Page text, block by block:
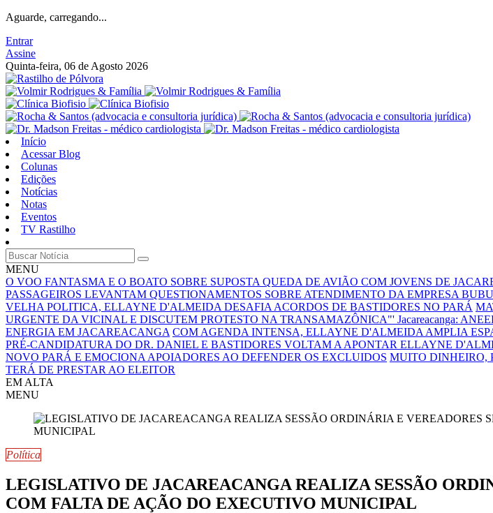
Aguarde, carregando...
Entrar
Assine
Quinta-feira, 06 de Agosto 2026
Início
Acessar Blog
Colunas
Edições
Notícias
Notas
Eventos
TV Rastilho
MENU
O VOO FANTASMA E O BOATO SOBRE SUPOSTA QUEDA DE AVIÃO COM JOVENS DE
PASSAGEIROS LEVANTAM QUESTIONAMENTOS SOBRE ATENDIMENTO DA EMPRESA
VELHA POLITICA, ELLAYNE D'ALMEIDA DESAFIA ACORDOS DE BASTIDORES NO PARÁ
URGENTE DA VICINAL E DISCUTEM PROTESTO NA TRANSAMAZÔNICA"' Jacareacanga:
ENERGIA EM JACAREACANGA COM AGENDA INTENSA, ELLAYNE D'ALMEIDA AMPLIA
PRÉ-CANDIDATURA DO DR. DANIEL E BASTIDORES VOLTAM A APONTAR ELLAYNE
NOVO PARÁ E EMOCIONA APOIADORES AO DEFENDER OS EXCLUIDOS MUITO DINHEIRO,
TERÁ DE PRESTAR AO ELEITOR
EM ALTA
MENU
Política
LEGISLATIVO DE JACAREACANGA REALIZA SESSÃO
COM FALTA DE AÇÃO DO EXECUTIVO MUNICIPAL